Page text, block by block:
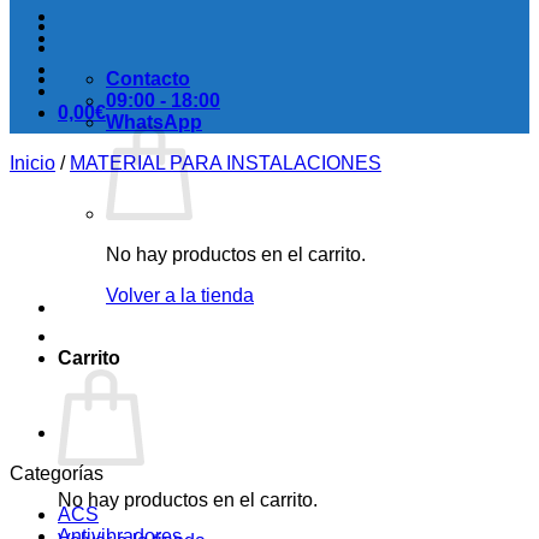
0,00€
No hay productos en el carrito.
Volver a la tienda
Carrito
No hay productos en el carrito.
Contacto
09:00 - 18:00
WhatsApp
Inicio / MATERIAL PARA INSTALACIONES
Categorías
ACS